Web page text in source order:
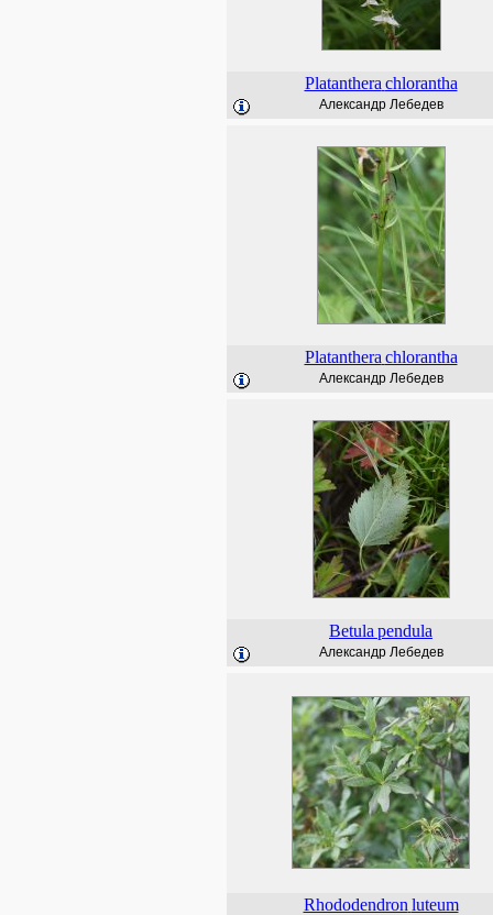
Platanthera chlorantha
Александр Лебедев
Platanthera chlorantha
Александр Лебедев
Betula pendula
Александр Лебедев
Rhododendron luteum